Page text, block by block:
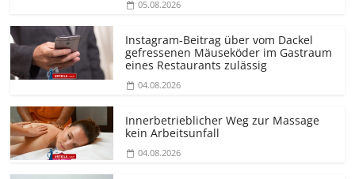
05.08.2026
Instagram-Beitrag über vom Dackel
gefressenen Mäuseköder im Gastraum
eines Restaurants zulässig
04.08.2026
Innerbetrieblicher Weg zur Massage
kein Arbeitsunfall
04.08.2026